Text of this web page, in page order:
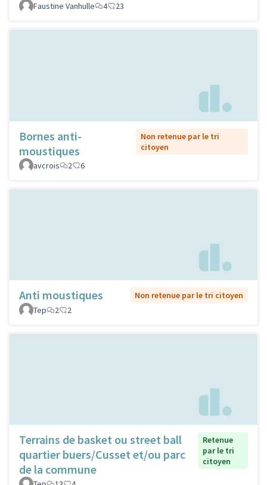
Faustine Vanhulle
4 23
Bornes anti-
moustiques
Non retenue par le tri
citoyen
avcrois
2 6
Anti moustiques
Non retenue par le tri citoyen
Tep
2 2
Terrains de basket ou street ball
quartier buers/Cusset et/ou parc
de la commune
Retenue
par le tri
citoyen